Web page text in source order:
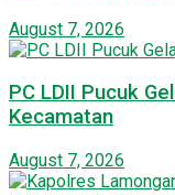
August 7, 2026
PC LDII Pucuk
Kecamatan
August 7, 2026